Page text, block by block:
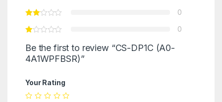
0
0
Be the first to review “CS-DP1C (A0-
4A1WPFBSR)”
Your Rating